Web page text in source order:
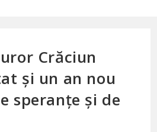
Crăciun
și un an nou
speranțe și de